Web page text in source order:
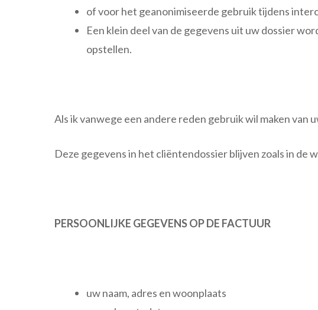
of voor het geanonimiseerde gebruik tijdens
Een klein deel van de gegevens uit uw dossier
opstellen.
Als ik vanwege een andere reden gebruik wil maken
Deze gegevens in het cliëntendossier blijven zoals in
PERSOONLIJKE GEGEVENS OP DE FACTUUR
uw naam, adres en woonplaats